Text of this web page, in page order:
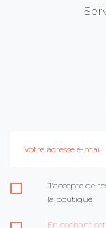
J'accepte de
la boutique
En cochant